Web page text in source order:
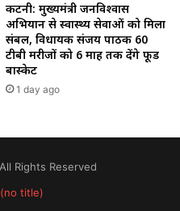
कटनी: मुख्यमंत्री जनविश्वास
अभियान से स्वास्थ्य सेवाओं को मिला
संबल, विधायक संजय पाठक 60
टीबी मरीजों को 6 माह तक देंगे फूड
बास्केट
1 day ago
Rights Reserved
title)